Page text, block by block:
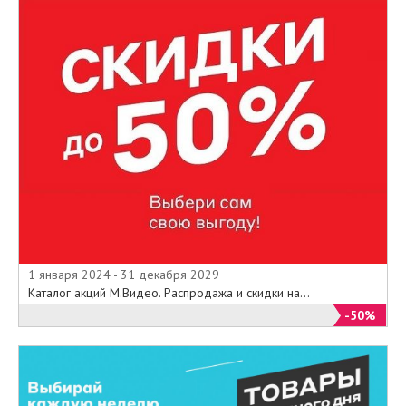
также каталог персональных
компьютеров. Кроме того, в
каталоге товаров Вы всегда
найдете неплохой выбор мелкой
комплектующих к компьютерам и
ноутбукам, а также аксессуаров
популярные модели и новинки
электроники с ценами компания
представляет для ознакомления
в своих Каталогах товаров на
официальном сайте
компании Евросеть.
Помимо этого, основным
направлением развития компании
остается постоянное повышение
1 января 2024 - 31 декабря 2029
Каталог акций М.Видео. Распродажа и скидки на...
-50%